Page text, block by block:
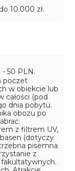
10.000 zł.
50 PLN.
poczet
w obiekcie lub
całości (pod
dnia pobytu.
obozu po
z filtrem UV,
(dotyczy
pisemna
z